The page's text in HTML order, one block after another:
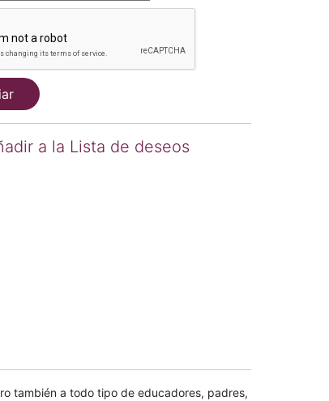
a la Lista de deseos
también a todo tipo de educadores, padres,